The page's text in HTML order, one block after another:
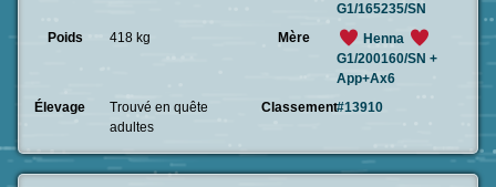
G1/165235/SN
Poids
418 kg Mère
Henna
G1/200160/SN +
App+Ax6
Élevage
Trouvé en quête
adultes
Classement#13910